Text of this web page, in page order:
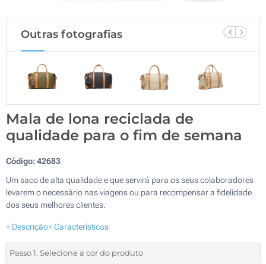
Outras fotografias
Mala de lona reciclada de
qualidade para o fim de semana
Código:42683
Um saco de alta qualidade e que servirá para os seus colaboradores
levarem o necessário nas viagens ou para recompensar a fidelidade
dos seus melhores clientes.
+ Descrição+ Características
Passo 1. Selecione a cor do produto